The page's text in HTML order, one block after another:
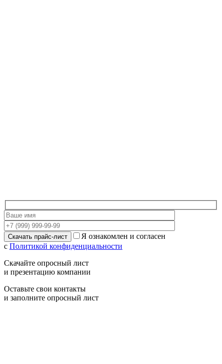
Я ознакомлен и согласен
с Политикой конфиденциальности
Скачайте опросный лист
и презентацию компании
Оставьте свои контакты
и заполните опросный лист